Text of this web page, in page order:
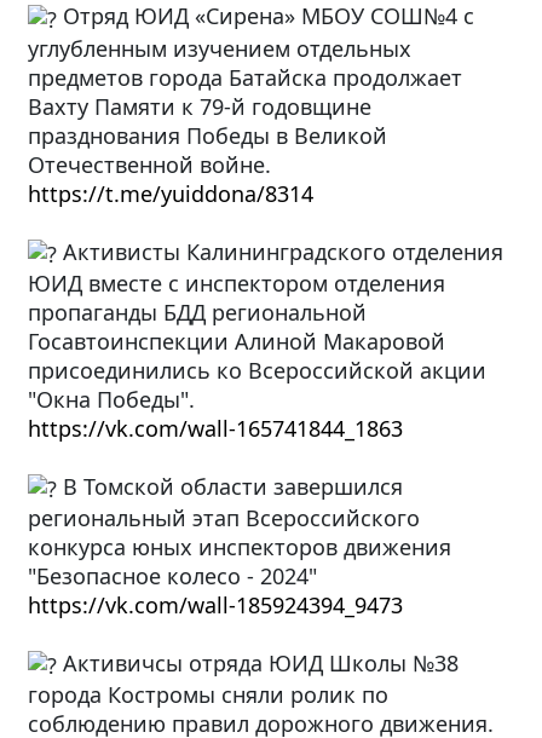
Отряд ЮИД «Сирена» МБОУ СОШ№4 с
углубленным изучением отдельных
предметов города Батайска продолжает
Вахту Памяти к 79-й годовщине
празднования Победы в Великой
Отечественной войне.
https://t.me/yuiddona/8314
Активисты Калининградского отделения
ЮИД вместе с инспектором отделения
пропаганды БДД региональной
Госавтоинспекции Алиной Макаровой
присоединились ко Всероссийской акции
"Окна Победы".
https://vk.com/wall-165741844_1863
В Томской области завершился
региональный этап Всероссийского
конкурса юных инспекторов движения
"Безопасное колесо - 2024"
https://vk.com/wall-185924394_9473
Активичсы отряда ЮИД Школы №38
города Костромы сняли ролик по
соблюдению правил дорожного движения.